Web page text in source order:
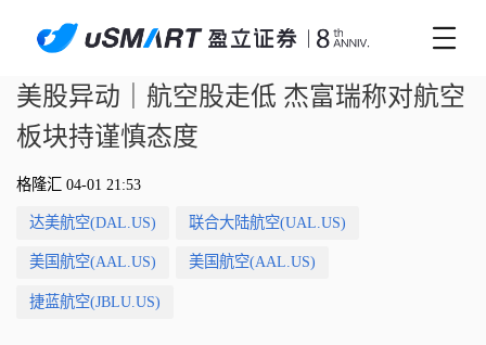
美股异动｜航空股走低 杰富瑞称对航空
板块持谨慎态度
格隆汇 04-01 21:53
达美航空(DAL.US) 联合大陆航空(UAL.US)
美国航空(AAL.US) 美国航空(AAL.US)
捷蓝航空(JBLU.US)